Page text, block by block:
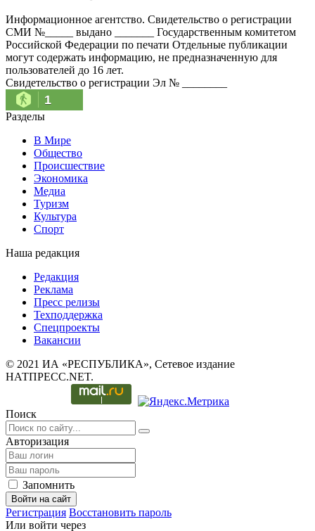
Информационное агентство. Свидетельство о регистрации
СМИ №_____ выдано _______ Государственным комитетом
Российской Федерации по печати Отдельные публикации
могут содержать информацию, не предназначенную для
пользователей до 16 лет.
Свидетельство о регистрации Эл № ________
1
Разделы
В Мире
Общество
Происшествие
Экономика
Медиа
Туризм
Культура
Спорт
Наша редакция
Редакция
Реклама
Пресс релизы
Техподдержка
Спецпроекты
Вакансии
© 2021 ИА «РЕСПУБЛИКА», Сетевое издание
НАТПРЕСС.NET.
Поиск
Авторизация
Запомнить
Войти на сайт
Регистрация Восстановить пароль
Или войти через